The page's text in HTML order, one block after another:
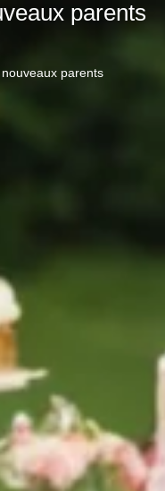
parents
parents